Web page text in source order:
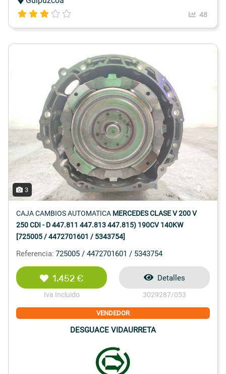
48
3
CAJA CAMBIOS AUTOMATICA MERCEDES CLASE V 200 V
250 CDI - D 447.811 447.813 447.815) 190CV 140KW
[725005 / 4472701601 / 5343754]
Referencia: 725005 / 4472701601 / 5343754
1.452 €
Iva Incluido
Detalles
3029287/053
VENDEDOR
DESGUACE VIDAURRETA